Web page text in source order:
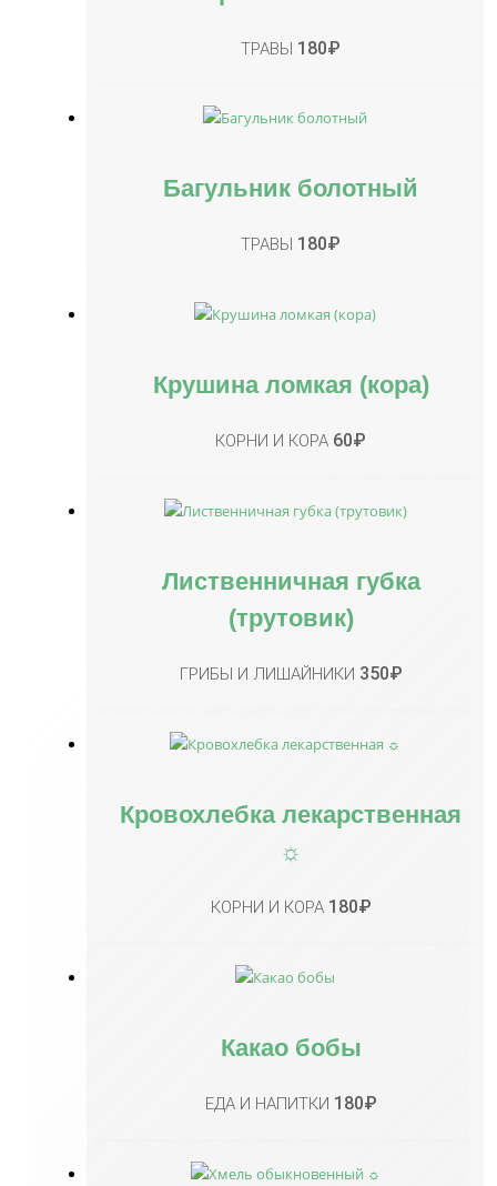
ТРАВЫ 180₽
Багульник болотный
ТРАВЫ 180₽
Крушина ломкая (кора)
КОРНИ И КОРА 60₽
Лиственничная губка
(трутовик)
ГРИБЫ И ЛИШАЙНИКИ 350₽
Кровохлебка лекарственная
☼
КОРНИ И КОРА 180₽
Какао бобы
ЕДА И НАПИТКИ 180₽